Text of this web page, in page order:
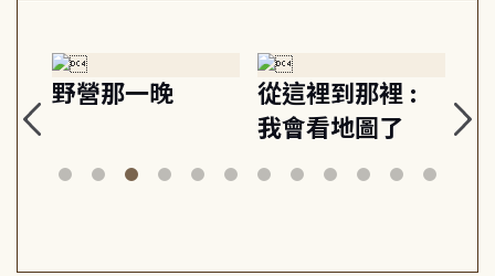
野營那一晚
從這裡到那裡 :
我會看地圖了
美